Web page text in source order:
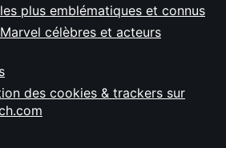
plus emblématiques et connus
célèbres et acteurs
des cookies & trackers sur